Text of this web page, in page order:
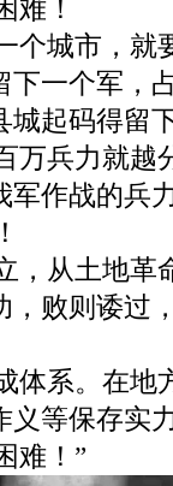
难！
个城市，就
下一个军，
城起码得留
万兵力就越
军作战的兵
，从土地革
，败则诿过
体系。在地
义等保存实
难！”